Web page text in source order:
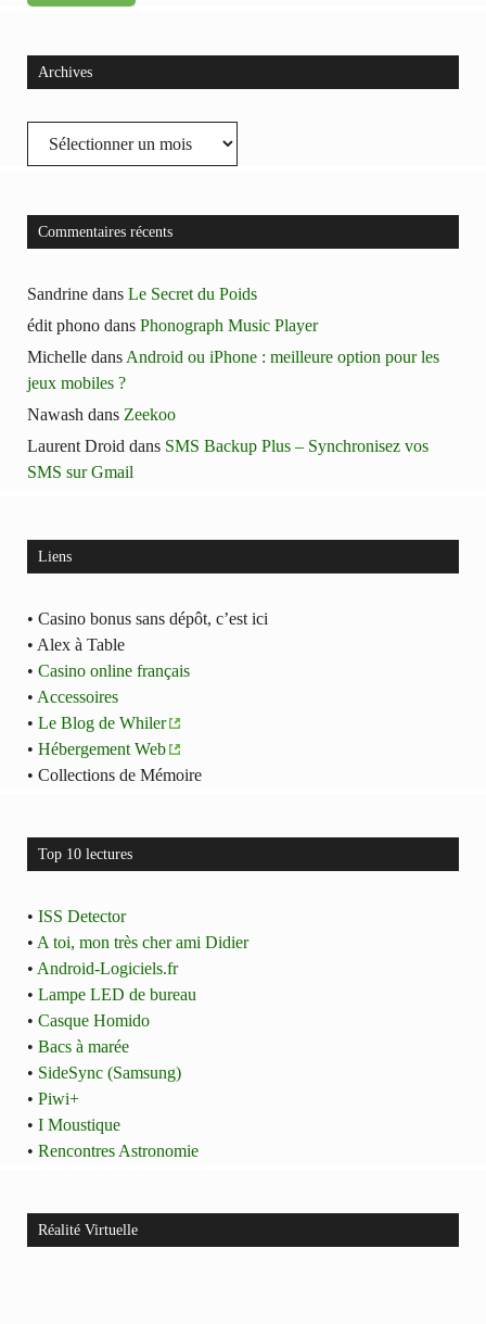
Archives
Archives
Commentaires récents
Sandrine dans Le Secret du Poids
édit phono dans Phonograph Music Player
Michelle dans Android ou iPhone : meilleure option pour les
jeux mobiles ?
Nawash dans Zeekoo
Laurent Droid dans SMS Backup Plus – Synchronisez vos
SMS sur Gmail
Liens
• Casino bonus sans dépôt, c’est ici
• Alex à Table
• Casino online français
• Accessoires
• Le Blog de Whiler
• Hébergement Web
• Collections de Mémoire
Top 10 lectures
• ISS Detector
• A toi, mon très cher ami Didier
• Android-Logiciels.fr
• Lampe LED de bureau
• Casque Homido
• Bacs à marée
• SideSync (Samsung)
• Piwi+
• I Moustique
• Rencontres Astronomie
Réalité Virtuelle